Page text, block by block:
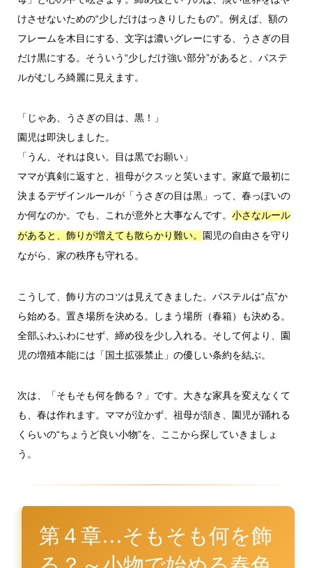
けさせないための“少しだけはっきりしたもの”。例えば、額の
フレームを木目にする、文字は濃いグレーにする、うさぎの目
だけ黒にする。そういう“少しだけ強い部分”があると、パステ
ルがむしろ綺麗に見えます。
「じゃあ、うさぎの目は、黒！」
園児は即決しました。
「うん、それは良い。目は黒でお願い」
ママが真剣に返すと、祖母がクスッと笑います。家庭で最初に
決まるデザインルールが「うさぎの目は黒」って、春っぽいの
か何なのか。でも、これが意外と大事なんです。 小さなルール
があると、飾りが増えても散らかり難い。 園児の自由さを守り
ながら、家の秩序も守れる。
こうして、飾り方のコツは見えてきました。パステルは“点”か
ら始める。置き場所を決める。しまう場所（春箱）も決める。
全部ふわふわにせず、締め役を少し入れる。そして何より、園
児の増殖本能には「国土拡張禁止」の優しい条約を結ぶ。
次は、「そもそも何を飾る？」です。大きな家具を変えなくて
も、春は作れます。ママが泣かず、祖母が頷き、園児が踊れる
くらいの“ちょうど良い小物”を、ここから探していきましょ
う。
第４章…そもそも何を飾